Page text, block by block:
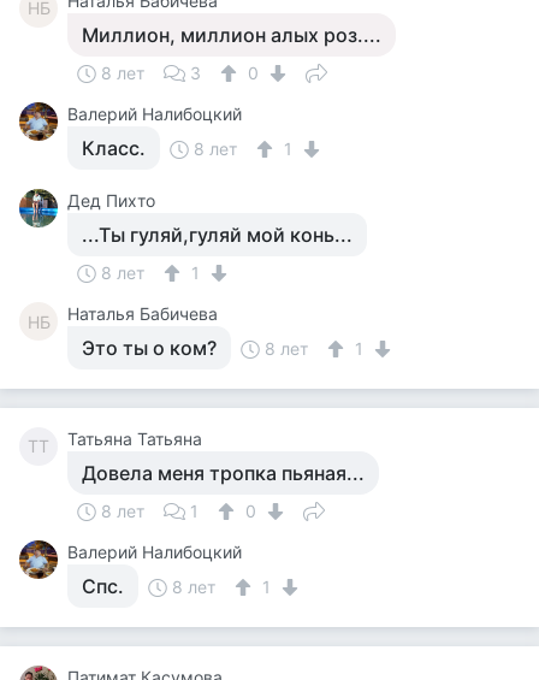
НБ
Миллион, миллион алых роз....
8 лет 3
0
Валерий Налибоцкий
Класс. 8 лет 1
Дед Пихто
...Ты гуляй,гуляй мой конь...
8 лет 1
НБ Наталья Бабичева
Это ты о ком? 8 лет 1
ТТ Татьяна Татьяна
Довела меня тропка пьяная...
8 лет 1
0
Валерий Налибоцкий
Спс. 8 лет 1